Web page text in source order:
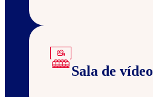
Sala de vídeo